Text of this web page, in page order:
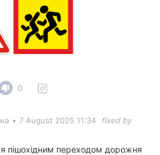
0
• 7 August 2025 11:34
fixed by
пішохідним переходом дорожня